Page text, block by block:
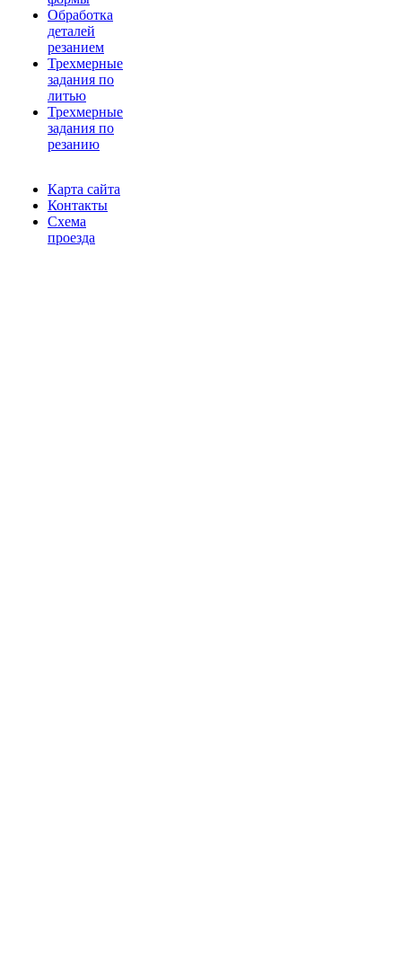
Обработка
деталей
резанием
Трехмерные
задания по
литью
Трехмерные
задания по
резанию
Карта сайта
Контакты
Схема
проезда